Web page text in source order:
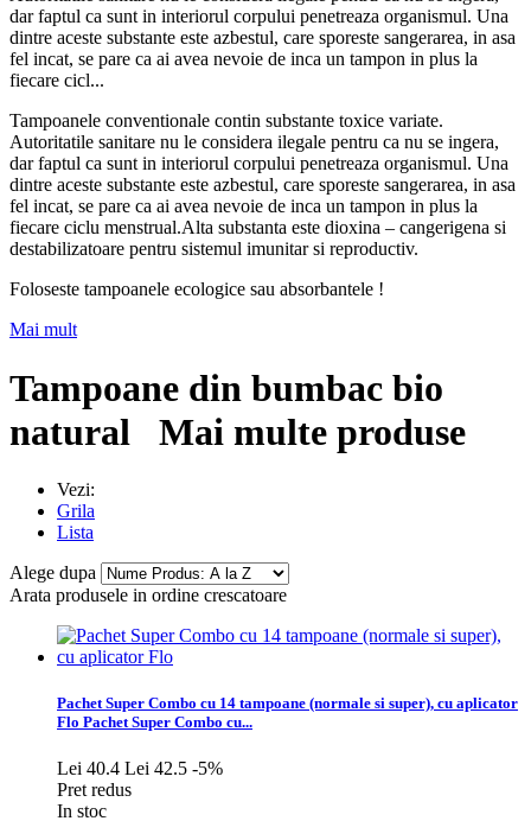
dar faptul ca sunt in interiorul corpului penetreaza organismul. Una
dintre aceste substante este azbestul, care sporeste sangerarea, in asa
fel incat, se pare ca ai avea nevoie de inca un tampon in plus la
fiecare cicl...
Tampoanele conventionale contin substante toxice variate.
Autoritatile sanitare nu le considera ilegale pentru ca nu se ingera,
dar faptul ca sunt in interiorul corpului penetreaza organismul. Una
dintre aceste substante este azbestul, care sporeste sangerarea, in asa
fel incat, se pare ca ai avea nevoie de inca un tampon in plus la
fiecare ciclu menstrual.Alta substanta este dioxina – cangerigena si
destabilizatoare pentru sistemul imunitar si reproductiv.
Foloseste tampoanele ecologice sau absorbantele !
Mai mult
Tampoane din bumbac bio
natural
Mai multe produse
Vezi:
Grila
Lista
Alege dupa
Arata produsele in ordine crescatoare
Pachet Super Combo cu 14 tampoane (normale si super), cu aplicator
Flo Pachet Super Combo cu...
Lei 40.4 Lei 42.5 -5%
Pret redus
In stoc